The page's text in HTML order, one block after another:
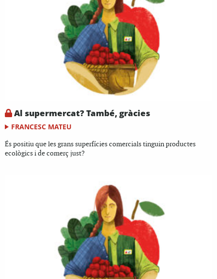
Al supermercat? També, gràcies
FRANCESC MATEU
És positiu que les grans superfícies comercials tinguin productes
ecològics i de comerç just?